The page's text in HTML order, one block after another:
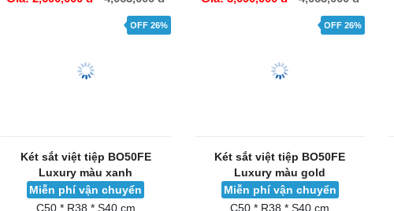
50kg
24 tháng
Giá: 2,690,000 đ